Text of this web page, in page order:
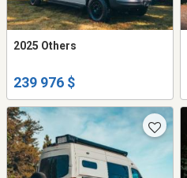
2025 Others
239 976 $